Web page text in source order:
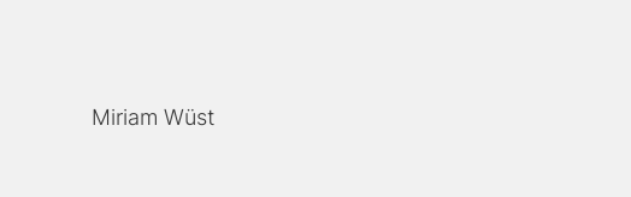
Miriam Wüst